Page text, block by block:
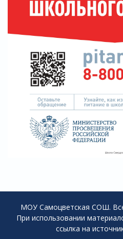
МОУ Самоцветская СОШ.
При использовании
ссылка на